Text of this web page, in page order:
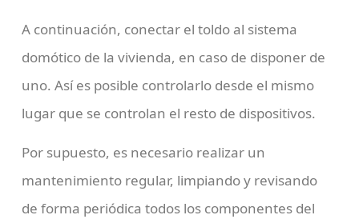
A continuación, conectar el toldo al sistema
domótico de la vivienda, en caso de disponer de
uno. Así es posible controlarlo desde el mismo
lugar que se controlan el resto de dispositivos.
Por supuesto, es necesario realizar un
mantenimiento regular, limpiando y revisando
de forma periódica todos los componentes del